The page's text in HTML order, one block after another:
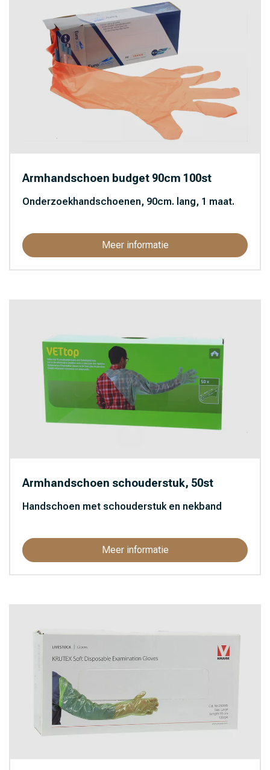
Armhandschoen budget 90cm 100st
Onderzoekhandschoenen, 90cm. lang, 1 maat.
Meer informatie
Armhandschoen schouderstuk, 50st
Handschoen met schouderstuk en nekband
Meer informatie